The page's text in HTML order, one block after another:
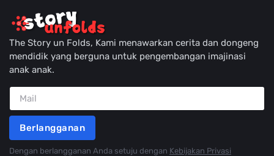
The Story un Folds, Kami menawarkan cerita dan dongeng
mendidik yang berguna untuk pengembangan imajinasi
anak anak.
Berlangganan
Dengan berlangganan Anda setuju dengan Kebijakan Privasi